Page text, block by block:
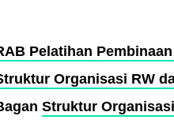
Pelatihan
Organisasi RW
Struktur